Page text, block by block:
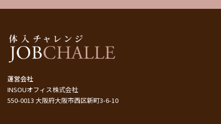
運営会社
INSOUオフィス株式会社
550-0013 大阪府大阪市西区新町3-6-10